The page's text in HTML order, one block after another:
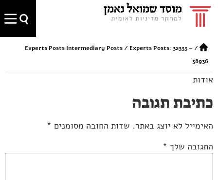
/
Experts Posts Intermediary Posts/ Experts Posts: 32333 –
38936
אודות
כתיבת תגובה
האימייל לא יוצג באתר. שדות החובה מסומנים *
התגובה שלך *